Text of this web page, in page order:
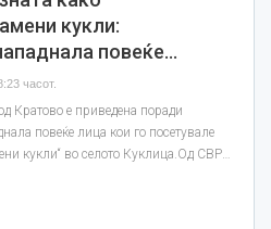
кукли:
повеќе…
часот.
Кратово е приведена поради
повеќе лица кои го посетувале
кукли“ во селото Куклица.Од СВР…